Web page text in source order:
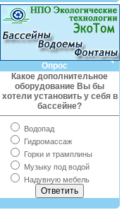
Опрос
Какое дополнительное
оборудование Вы бы
хотели установить у себя в
бассейне?
Водопад
Гидромассаж
Горки и трамплины
Музыку под водой
Надувную мебель